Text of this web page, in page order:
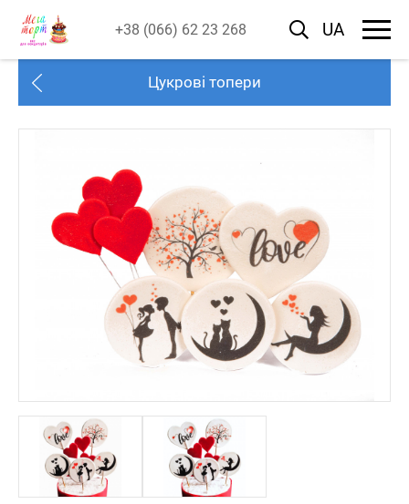
+38 (066) 62 23 268 UA
Цукрові топери